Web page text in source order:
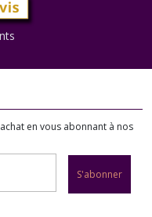
en vous abonnant à nos
S'abonner